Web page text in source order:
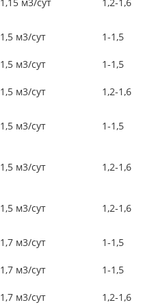
1,5 м3/сут
1-1,5
1,5 м3/сут
1-1,5
1,5 м3/сут
1,2-1,6
1,5 м3/сут 1-1,5
1,5 м3/сут 1,2-1,6
1,5 м3/сут 1,2-1,6
1,7 м3/сут
1-1,5
1,7 м3/сут
1-1,5
1,7 м3/сут
1,2-1,6